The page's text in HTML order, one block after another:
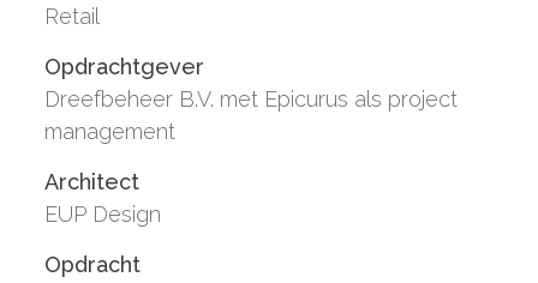
Retail
Opdrachtgever
Dreefbeheer B.V. met Epicurus als project
management
Architect
EUP Design
Opdracht